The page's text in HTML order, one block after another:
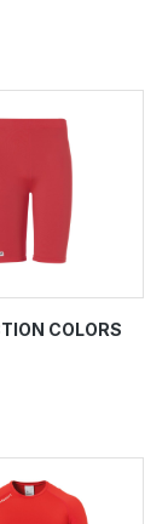
COLORS